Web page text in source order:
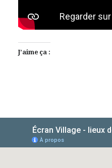
J’aime ça :
AlloCiné